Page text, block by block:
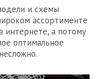
и схемы
ассортименте
интернете, а потому
оптимальное